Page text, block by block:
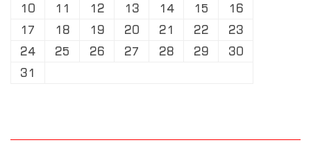
10
11 12 13 14 15
16
17
18 19 20 21 22
23
24
25 26 27 28 29
30
31